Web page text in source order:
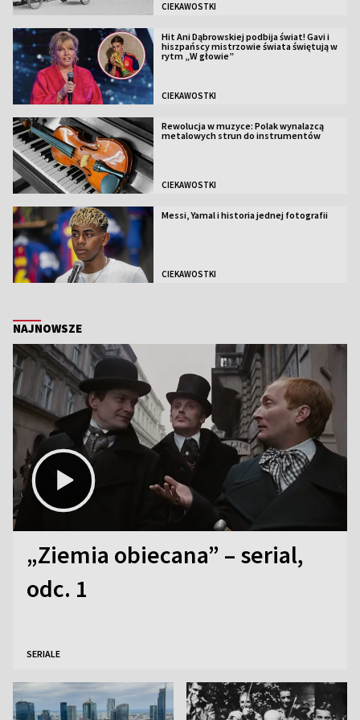
CIEKAWOSTKI
Hit Ani Dąbrowskiej podbija świat! Gavi i
hiszpańscy mistrzowie świata świętują w
rytm „W głowie”
CIEKAWOSTKI
Rewolucja w muzyce: Polak wynalazcą
metalowych strun do instrumentów
CIEKAWOSTKI
Messi, Yamal i historia jednej fotografii
CIEKAWOSTKI
NAJNOWSZE
„Ziemia obiecana” – serial,
odc. 1
SERIALE